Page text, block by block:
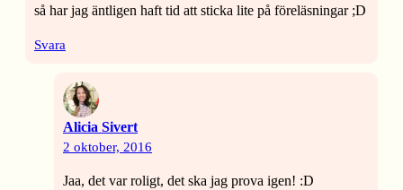
så har jag äntligen haft tid att sticka lite på föreläsningar ;D
Svara
Alicia Sivert
2 oktober, 2016
Jaa, det var roligt, det ska jag prova igen! :D